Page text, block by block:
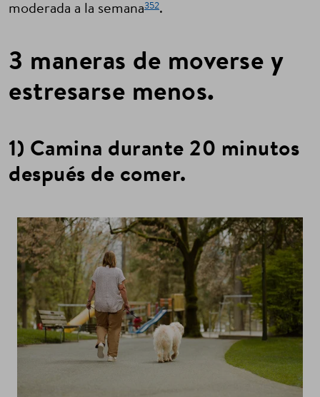
moderada a la semana352.
3 maneras de moverse y
estresarse menos.
1) Camina durante 20 minutos
después de comer.